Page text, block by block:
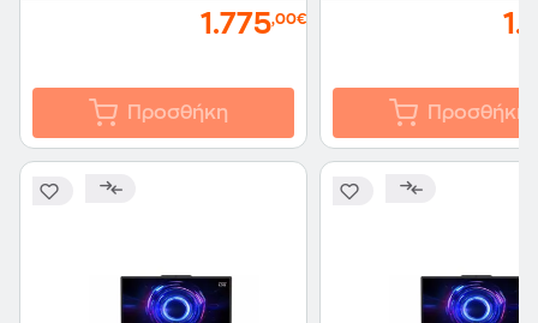
1.775,00€
Προσθήκη Προσθήκη